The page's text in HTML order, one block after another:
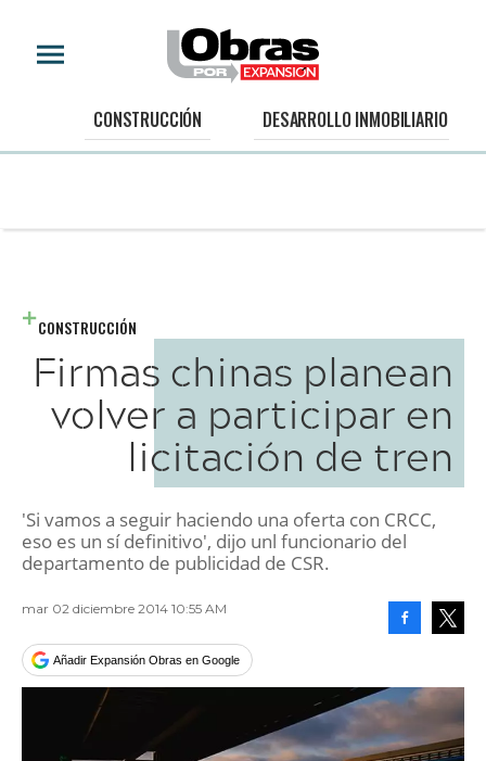
CONSTRUCCIÓN DESARROLLO INMOBILIARIO
CONSTRUCCIÓN
Firmas chinas planean
volver a participar en
licitación de tren
'Si vamos a seguir haciendo una oferta con CRCC,
eso es un sí definitivo', dijo unl funcionario del
departamento de publicidad de CSR.
mar 02 diciembre 2014 10:55 AM
Añadir Expansión Obras en Google